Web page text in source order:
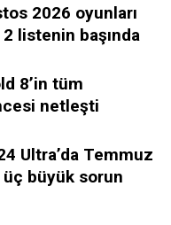
2026 oyunları
listenin başında
8’in tüm
netleşti
Ultra’da Temmuz
büyük sorun